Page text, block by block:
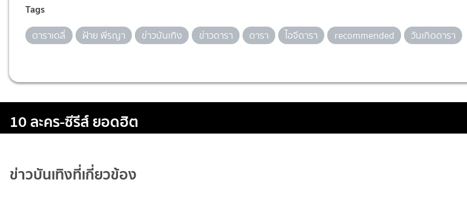
Tags
ดาราเดลี่ ฝ้าย พีรญา ข่าวบันเทิง ข่าวดารา ดารา ไอจีดารา recommended วันเกิดดารา
10 ละคร-ซีรีส์ ยอดฮิต
ข่าวบันเทิงที่เกี่ยวข้อง